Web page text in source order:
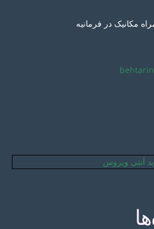
مکانیک در فرمانیه
آنتی ویروس